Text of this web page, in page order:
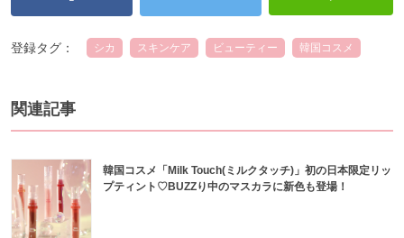
登録タグ： シカ スキンケア ビューティー 韓国コスメ
関連記事
韓国コスメ「Milk Touch(ミルクタッチ)」初の⽇本限定リッ
プティント♡BUZZり中のマスカラに新色も登場！